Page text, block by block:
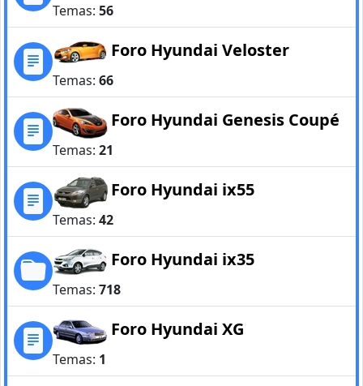
Temas: 56
Foro Hyundai Veloster
Temas: 66
Foro Hyundai Genesis Coupé
Temas: 21
Foro Hyundai ix55
Temas: 42
Foro Hyundai ix35
Temas: 718
Foro Hyundai XG
Temas: 1